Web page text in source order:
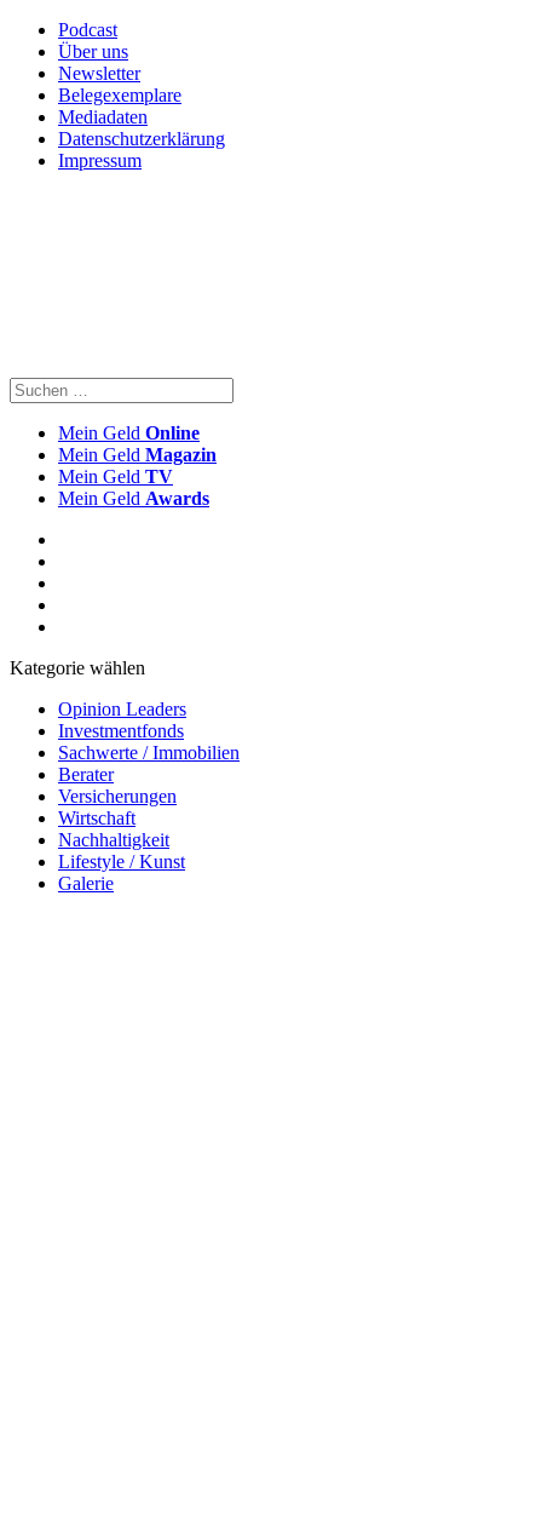
Podcast
Über uns
Newsletter
Belegexemplare
Mediadaten
Datenschutzerklärung
Impressum
Mein Geld Online
Mein Geld Magazin
Mein Geld TV
Mein Geld Awards
Kategorie wählen
Opinion Leaders
Investmentfonds
Sachwerte / Immobilien
Berater
Versicherungen
Wirtschaft
Nachhaltigkeit
Lifestyle / Kunst
Galerie